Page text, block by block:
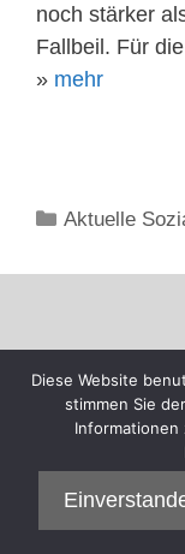
noch stärker
Fallbeil. Für
» mehr
Kategorien
Aktuelle
Diese Website
stimmen Sie